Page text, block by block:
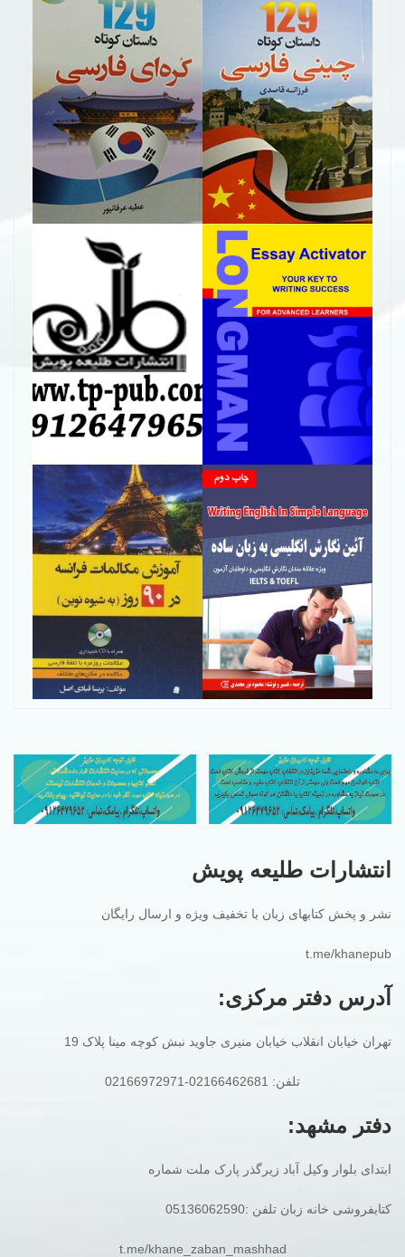
انتشارات طلیعه پویش
نشر و پخش کتابهای زبان با تخفیف ویژه و ارسال رایگان
t.me/khanepub
آدرس دفتر مرکزی:
تهران خیابان انقلاب خیابان منیری جاوید نبش کوچه مینا پلاک 19
تلفن: 02166462681-02166972971
دفتر مشهد:
ابتدای بلوار وکیل آباد زیرگذر پارک ملت شماره
کتابفروشی خانه زبان تلفن :05136062590
t.me/khane_zaban_mashhad